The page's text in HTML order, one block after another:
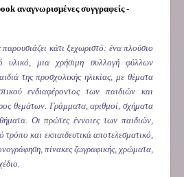
αναγνωρισμένες συγγραφείς -
κάτι ξεχωριστό: ένα πλούσιο
υλικό, μια χρήσιμη συλλογή φύλλων
της προσχολικής ηλικίας, με θέματα
ενδιαφέροντος των παιδιών και
θεμάτων. Γράμματα, αριθμοί, σχήματα
Οι πρώτες έννοιες των παιδιών,
τρόπο και εκπαιδευτικά αποτελεσματικό,
πίνακες ζωγραφικής, χρώματα,